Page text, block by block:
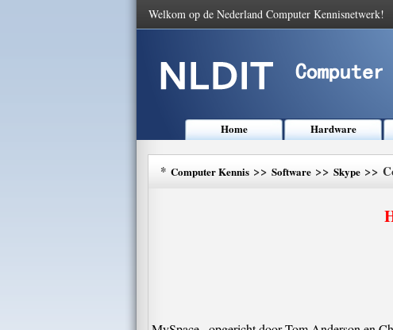
Welkom op de Nederland Computer Kennisnetwerk!
Home Hardware
* Computer Kennis >> Software >> Skype >>